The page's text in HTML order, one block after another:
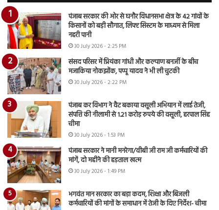
पंजाब सरकार की ओर से घनौर विधानसभा क्षेत्र के 42 गांवों के
किसानों को बड़ी सौगात, लिफ्ट सिस्टम के माध्यम से मिला
नहरी पानी
30 July 2026 - 2:25 PM
संसद परिसर में प्रियंका गांधी और कल्याण बनर्जी के बीच
मजाकिया नोकझोंक, पप्पू यादव ने भी ली चुटकी
30 July 2026 - 2:22 PM
पंजाब कर विभाग ने वैट बकाया वसूली अभियान में लाई तेजी,
संपत्ति की नीलामी से 1.21 करोड़ रुपये की वसूली, हरपाल सिंह
चीमा
30 July 2026 - 1:53 PM
पंजाब सरकार ने मानी मनरेगा/वीबी जी राम जी कर्मचारियों की
मांगें, दो महीने की हड़ताल खत्म
30 July 2026 - 1:49 PM
भगवंत मान सरकार का बड़ा कदम, शिक्षा और बिजली
कर्मचारियों की मांगों के समाधान में तेजी के दिए निर्देश- चीमा